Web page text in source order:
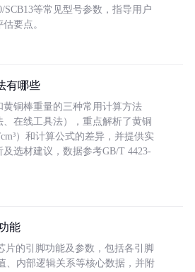
SCB13等常见型号参数，指导用户
要点。
有哪些
铜棒重量的三种常用计算方法
、在线工具法），重点解析了黄铜
）和计算公式的差异，并提供实
选材建议，数据参考GB/T 4423-
能
片的引脚功能及参数，包括各引脚
、内部逻辑关系等核心数据，并附